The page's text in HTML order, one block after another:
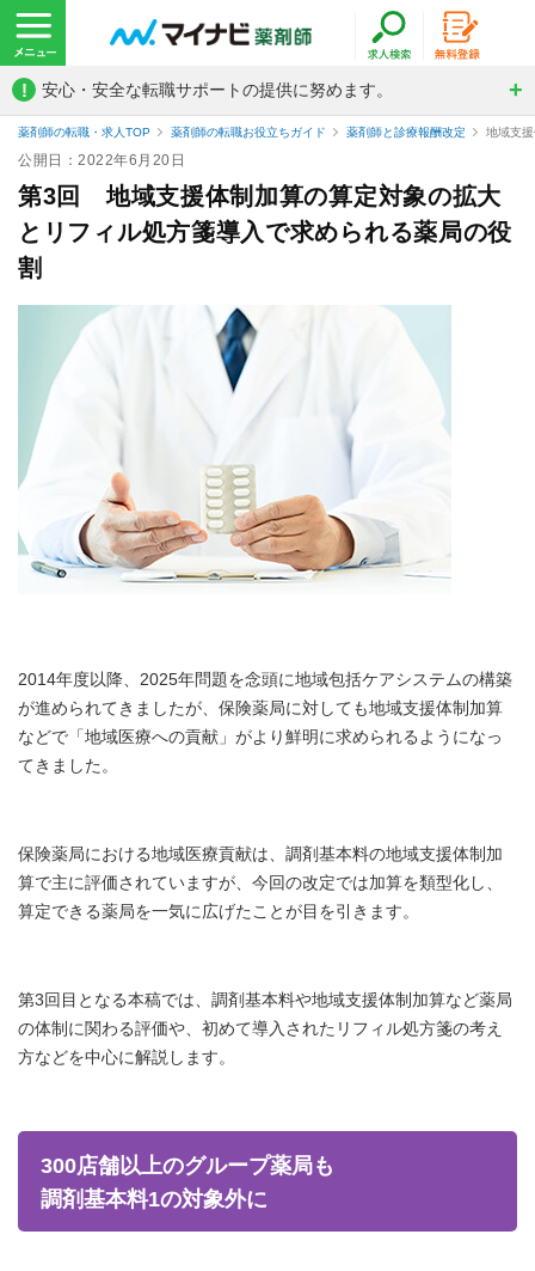
! 安心・安全な転職サポートの提供に努めます。
薬剤師の転職・求人TOP 薬剤師の転職お役立ちガイド 薬剤師と診療報酬改定 地域支
公開日：2022年6月20日
第3回 地域支援体制加算の算定対象の拡大
とリフィル処方箋導入で求められる薬局の役
割
2014年度以降、2025年問題を念頭に地域包括ケアシステムの構築
が進められてきましたが、保険薬局に対しても地域支援体制加算
などで「地域医療への貢献」がより鮮明に求められるようになっ
てきました。
保険薬局における地域医療貢献は、調剤基本料の地域支援体制加
算で主に評価されていますが、今回の改定では加算を類型化し、
算定できる薬局を一気に広げたことが目を引きます。
第3回目となる本稿では、調剤基本料や地域支援体制加算など薬局
の体制に関わる評価や、初めて導入されたリフィル処方箋の考え
方などを中心に解説します。
300店舗以上のグループ薬局も
調剤基本料1の対象外に